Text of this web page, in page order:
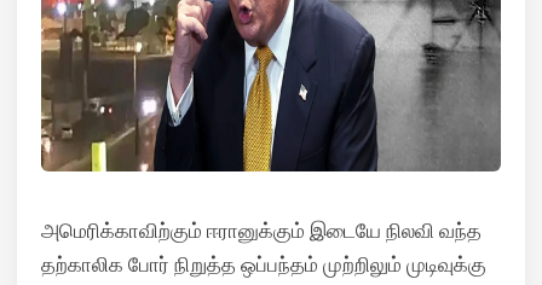
அமெரிக்காவிற்கும் ஈரானுக்கும் இடையே நிலவி வந்த
தற்காலிக போர் நிறுத்த ஒப்பந்தம் முற்றிலும் முடிவுக்கு